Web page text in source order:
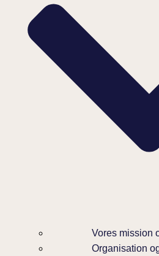
Vores mission
Organisation